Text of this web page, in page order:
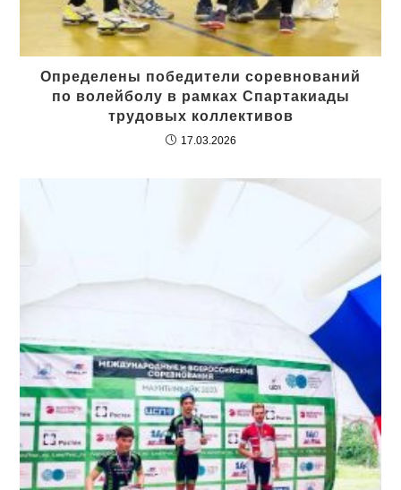
Определены победители соревнований
по волейболу в рамках Спартакиады
трудовых коллективов
17.03.2026